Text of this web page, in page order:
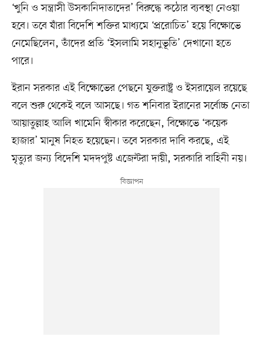
‘খুনি ও সন্ত্রাসী উসকানিদাতাদের’ বিরুদ্ধে কঠোর ব্যবস্থা নেওয়া
হবে। তবে যাঁরা বিদেশি শক্তির মাধ্যমে ‘প্ররোচিত’ হয়ে বিক্ষোভে
নেমেছিলেন, তাঁদের প্রতি ‘ইসলামি সহানুভূতি’ দেখানো হতে
পারে।
ইরান সরকার এই বিক্ষোভের পেছনে যুক্তরাষ্ট্র ও ইসরায়েল রয়েছে
বলে শুরু থেকেই বলে আসছে। গত শনিবার ইরানের সর্বোচ্চ নেতা
আয়াতুল্লাহ আলি খামেনি স্বীকার করেছেন, বিক্ষোভে ‘কয়েক
হাজার’ মানুষ নিহত হয়েছেন। তবে সরকার দাবি করছে, এই
মৃত্যুর জন্য বিদেশি মদদপুষ্ট এজেন্টরা দায়ী, সরকারি বাহিনী নয়।